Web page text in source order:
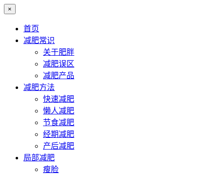
×
首页
减肥常识
关于肥胖
减肥误区
减肥产品
减肥方法
快速减肥
懒人减肥
节食减肥
经期减肥
产后减肥
局部减肥
瘦脸